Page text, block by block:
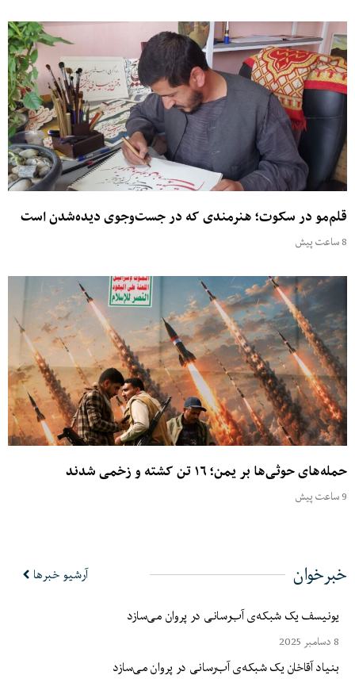
قلم‌مو در سکوت؛ هنرمندی که در جست‌وجوی دیده‌شدن است
8 ساعت پیش
حمله‌های حوثی‌ها بر یمن؛ ۱۶ تن کشته و زخمی شدند
9 ساعت پیش
خبرخوان
آرشیو خبرها
یونیسف یک شبکه‌ی آب‌رسانی در پروان می‌سازد
8 دسامبر 2025
بنیاد آقاخان یک شبکه‌ی آب‌رسانی در پروان می‌سازد